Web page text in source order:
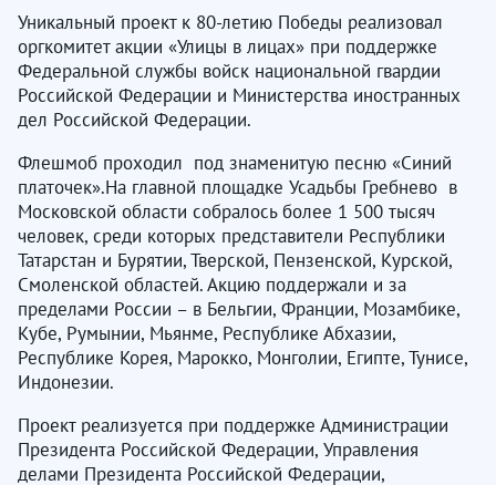
Уникальный проект к 80-летию Победы реализовал
оргкомитет акции «Улицы в лицах» при поддержке
Федеральной службы войск национальной гвардии
Российской Федерации и Министерства иностранных
дел Российской Федерации.
Флешмоб проходил под знаменитую песню «Синий
платочек».На главной площадке Усадьбы Гребнево в
Московской области собралось более 1 500 тысяч
человек, среди которых представители Республики
Татарстан и Бурятии, Тверской, Пензенской, Курской,
Смоленской областей. Акцию поддержали и за
пределами России – в Бельгии, Франции, Мозамбике,
Кубе, Румынии, Мьянме, Республике Абхазии,
Республике Корея, Марокко, Монголии, Египте, Тунисе,
Индонезии.
Проект реализуется при поддержке Администрации
Президента Российской Федерации, Управления
делами Президента Российской Федерации,